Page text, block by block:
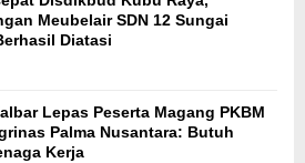
Meubelair SDN 12 Sungai
Diatasi
Lepas Peserta Magang PKBM
Palma Nusantara: Butuh
Kerja